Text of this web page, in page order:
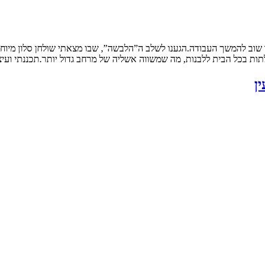
שוב להמשך העבודה.הגענו לשלב ה”הלבשה”, שבו מצאתי שולחן סלון
בכל הבית ללבנות, מה שמשווה אשליה של מרחב גדול יותר.תכננתי